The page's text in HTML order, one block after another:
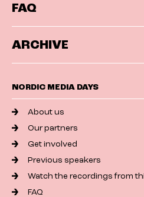
FAQ
ARCHIVE
NORDIC MEDIA DAYS
About us
Our partners
Get involved
Previous speakers
Watch the recordings from
FAQ